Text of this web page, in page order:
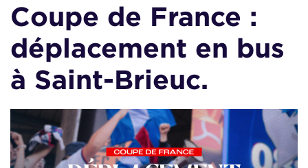
Coupe de France :
déplacement en bus
à Saint-Brieuc.